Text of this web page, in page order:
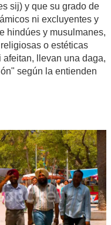
sij) y que su grado de
ni excluyentes y
hindúes y musulmanes,
o estéticas
llevan una daga,
según la entienden